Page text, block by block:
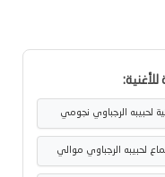
لحبيبه الرجباوي نجومي
لحبيبه الرجباوي موالي